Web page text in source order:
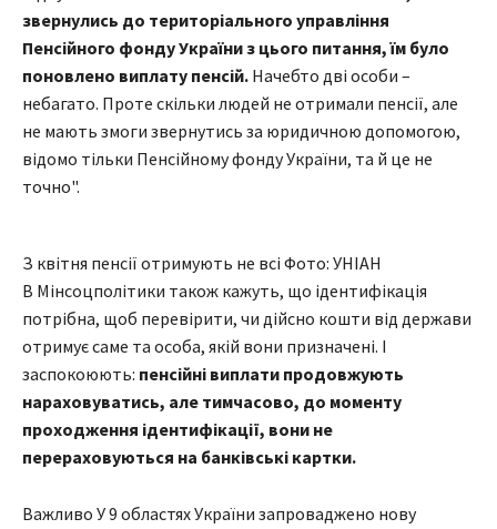
звернулись до територіального управління
Пенсійного фонду України з цього питання, їм було
поновлено виплату пенсій. Начебто дві особи –
небагато. Проте скільки людей не отримали пенсії, але
не мають змоги звернутись за юридичною допомогою,
відомо тільки Пенсійному фонду України, та й це не
точно".
З квітня пенсії отримують не всі Фото: УНІАН
В Мінсоцполітики також кажуть, що ідентифікація
потрібна, щоб перевірити, чи дійсно кошти від держави
отримує саме та особа, якій вони призначені. І
заспокоюють: пенсійні виплати продовжують
нараховуватись, але тимчасово, до моменту
проходження ідентифікації, вони не
перераховуються на банківські картки.
Важливо У 9 областях України запроваджено нову